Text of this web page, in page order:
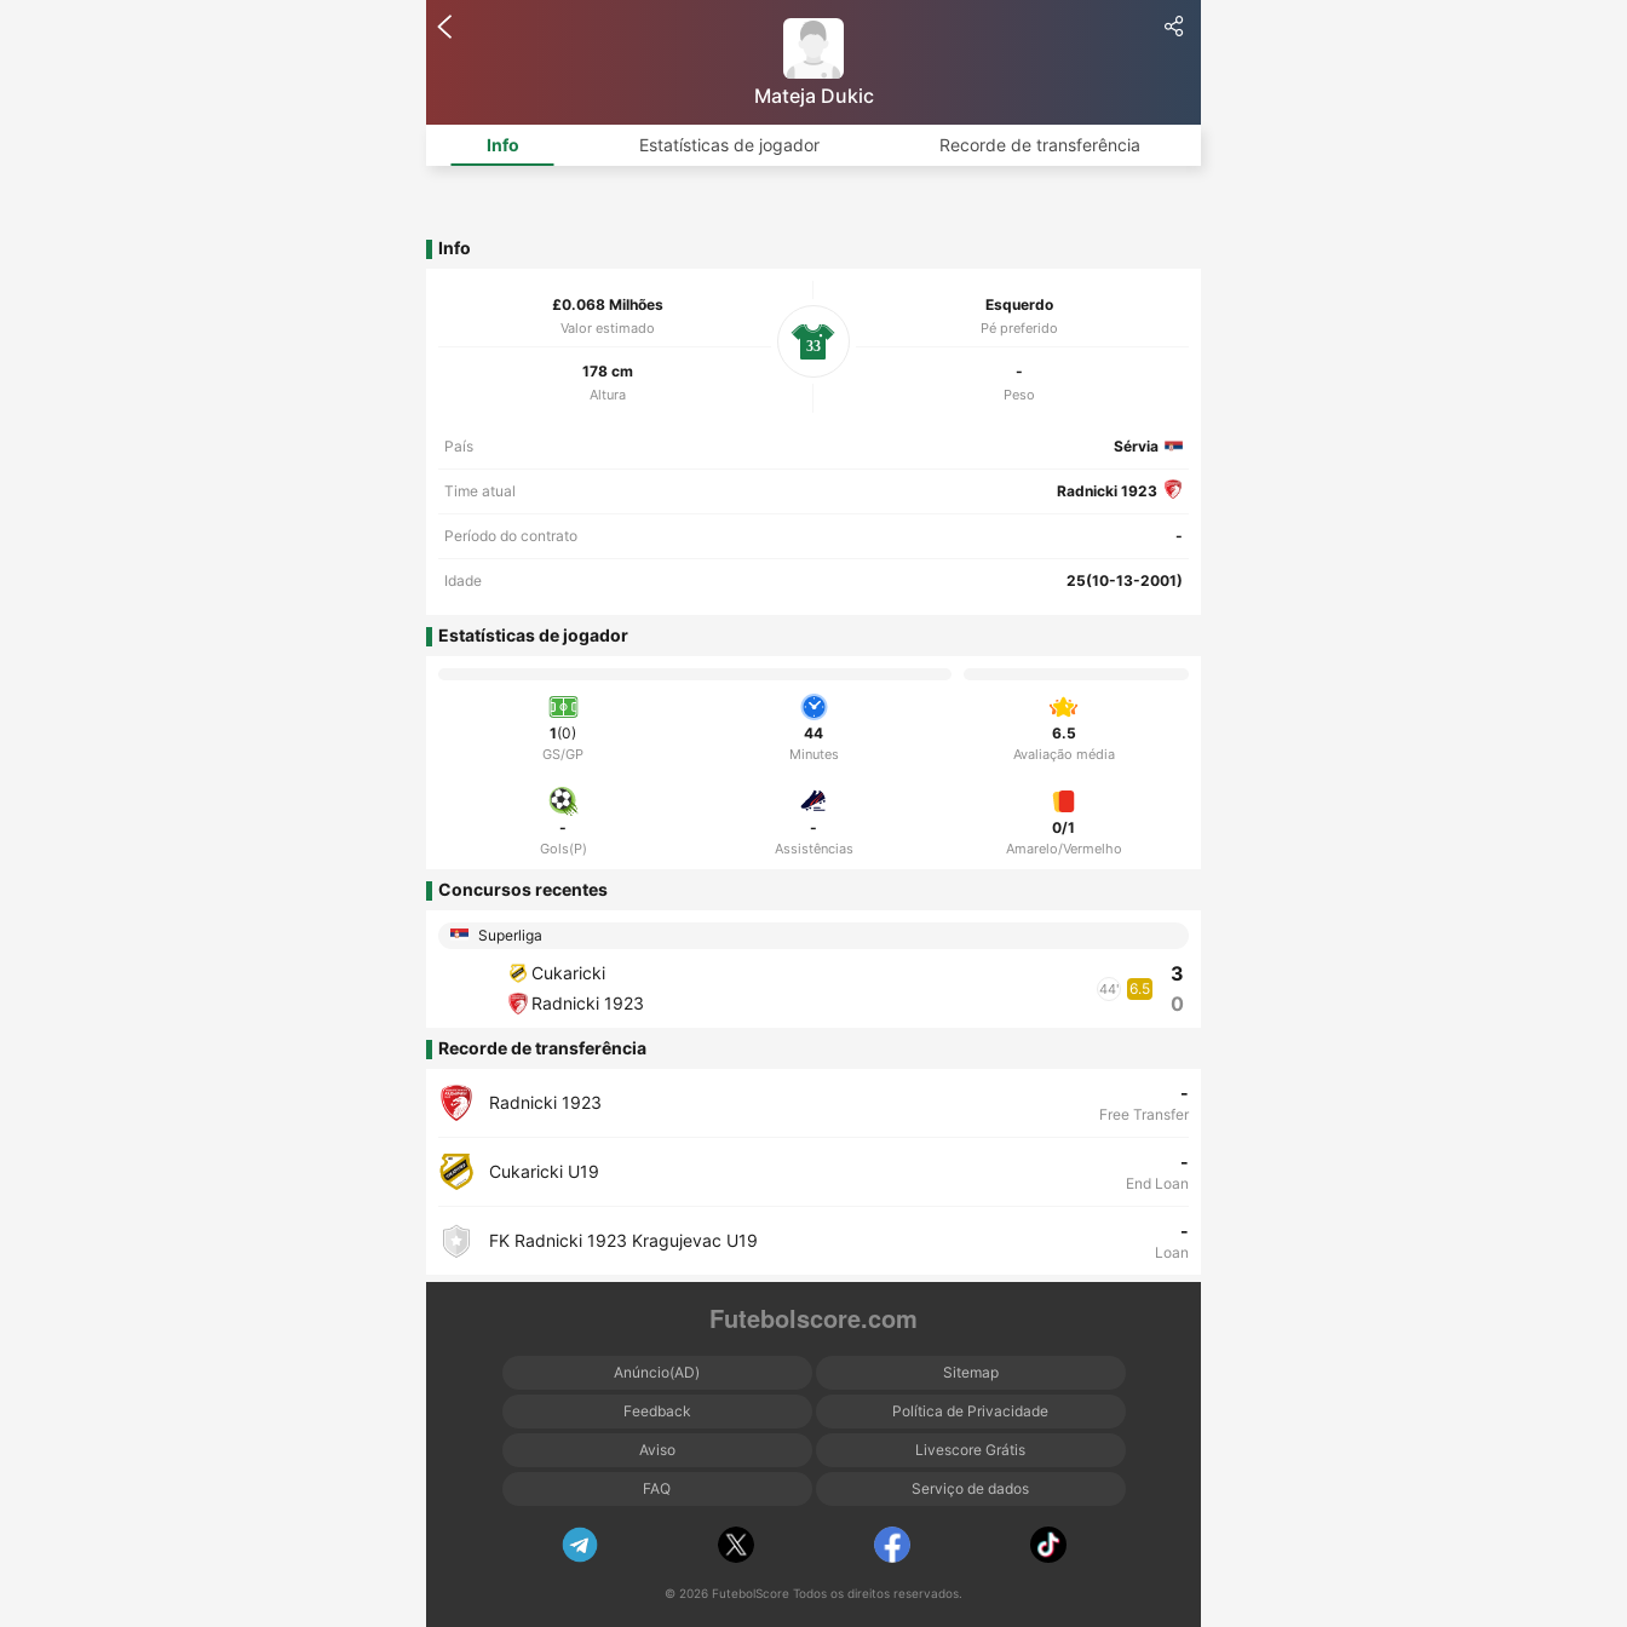
Mateja Dukic
Info Estatísticas de jogador Recorde de transferência
Info
£0.068 Milhões
Valor estimado
Esquerdo
Pé preferido
178 cm
Altura
-
Peso
33
País Sérvia
Time atual Radnicki 1923
Período do contrato -
Idade 25(10-13-2001)
Estatísticas de jogador
1(0)
GS/GP
44
Minutes
6.5
Avaliação média
-
Gols(P)
-
Assistências
0/1
Amarelo/Vermelho
Concursos recentes
Superliga
Cukaricki
Radnicki 1923
44' 6.5
3
0
Recorde de transferência
Radnicki 1923 -
Free Transfer
Cukaricki U19 -
End Loan
FK Radnicki 1923 Kragujevac U19 -
Loan
Futebolscore.com
Anúncio(AD) Sitemap
Feedback Política de Privacidade
Aviso Livescore Grátis
FAQ Serviço de dados
© 2026 FutebolScore Todos os direitos reservados.